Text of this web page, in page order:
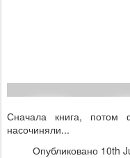
Сначала книга,
насочиняли...
Опубликовано 10th